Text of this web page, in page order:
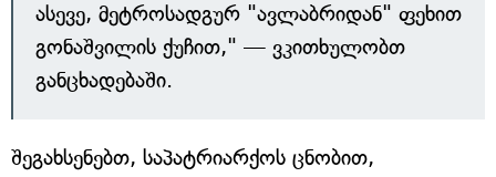
ასევე, მეტროსადგურ "ავლაბრიდან" ფეხით
გონაშვილის ქუჩით," — ვკითხულობთ
განცხადებაში.
შეგახსენებთ, საპატრიარქოს ცნობით,